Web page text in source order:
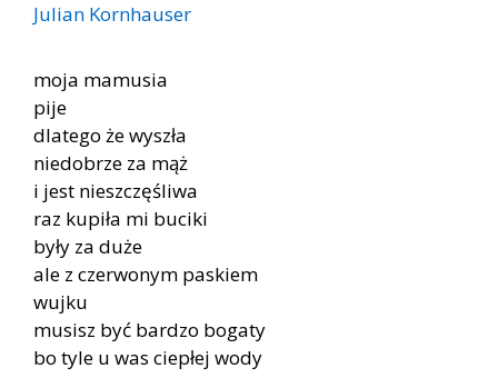
Julian Kornhauser
moja mamusia
pije
dlatego że wyszła
niedobrze za mąż
i jest nieszczęśliwa
raz kupiła mi buciki
były za duże
ale z czerwonym paskiem
wujku
musisz być bardzo bogaty
bo tyle u was ciepłej wody